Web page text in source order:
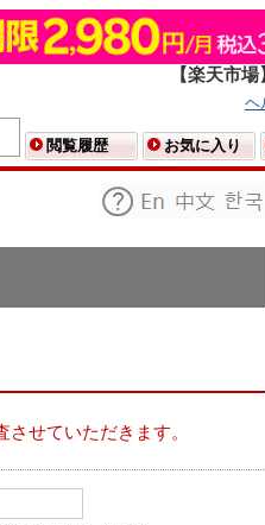
【楽天市
ヘ
閲覧履歴 お気に入り
せていただきます。